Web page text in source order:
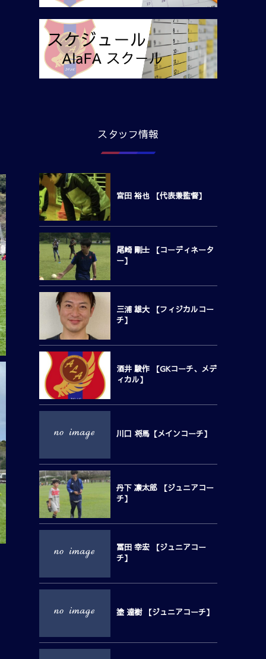
スタッフ情報
宮田 裕也 【代表兼監督】
尾崎 剛士 【コーディネータ
ー】
三浦 雄大 【フィジカルコー
チ】
酒井 駿作 【GKコーチ、メデ
ィカル】
川口 将馬【メインコーチ】
丹下 凛太郎 【ジュニアコー
チ】
冨田 幸宏 【ジュニアコー
チ】
塗 達樹 【ジュニアコーチ】